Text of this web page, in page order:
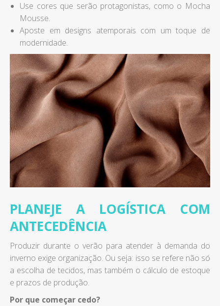
Use cores que serão protagonistas, como o Mocha
Mousse.
Aposte em designs atemporais com um toque de
modernidade.
PLANEJE A LOGÍSTICA COM
ANTECEDÊNCIA
Produzir durante o verão para atender à demanda do
inverno exige organização. Ou seja: isso se refere não só
a escolha de tecidos, mas também o cálculo de estoque
e prazos de produção.
Por que começar cedo?